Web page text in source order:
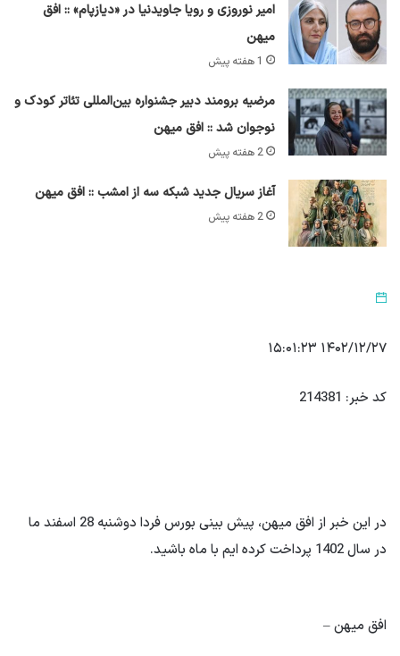
امیر نوروزی و رویا جاویدنیا در «دیازپام» :: افق
میهن
1 هفته پیش
مرضیه برومند دبیر جشنواره بین‌المللی تئاتر کودک و
نوجوان شد :: افق میهن
2 هفته پیش
آغاز سریال جدید شبکه سه از امشب :: افق میهن
2 هفته پیش
۱۴۰۲/۱۲/۲۷ ۱۵:۰۱:۲۳
کد خبر: 214381
در این خبر از افق میهن، پیش بینی بورس فردا دوشنبه 28 اسفند ما
در سال 1402 پرداخت کرده ایم با ماه باشید.
افق میهن –